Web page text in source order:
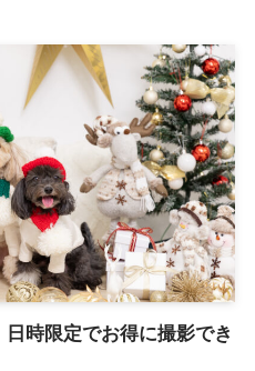
日時限定でお得に撮影でき